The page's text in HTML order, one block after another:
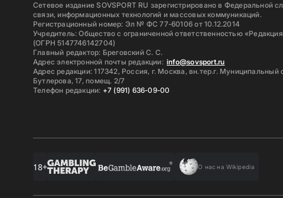
Сетевое издание SOVSPORT RU зарегистрировано в Федеральной
связи, информационных технологий и массовых коммуникаций.
Регистрационный номер: Эл № ФС 77-60106 от 10.12.2014
Учредитель: Общество с ограниченной ответственностью
(ОГРН 5147746142704)
Главный редактор: Бреговский С. С.
Адрес электронной почты редакции: info@sovsport.ru
Адрес редакции: 117342, Россия, г. Москва, вн.тер.г. Муниципальный
Бутлерова, 17, помещ. 2/7
Телефон редакции: +7 (991) 636-09-00
18+ О нас на Wikipedia